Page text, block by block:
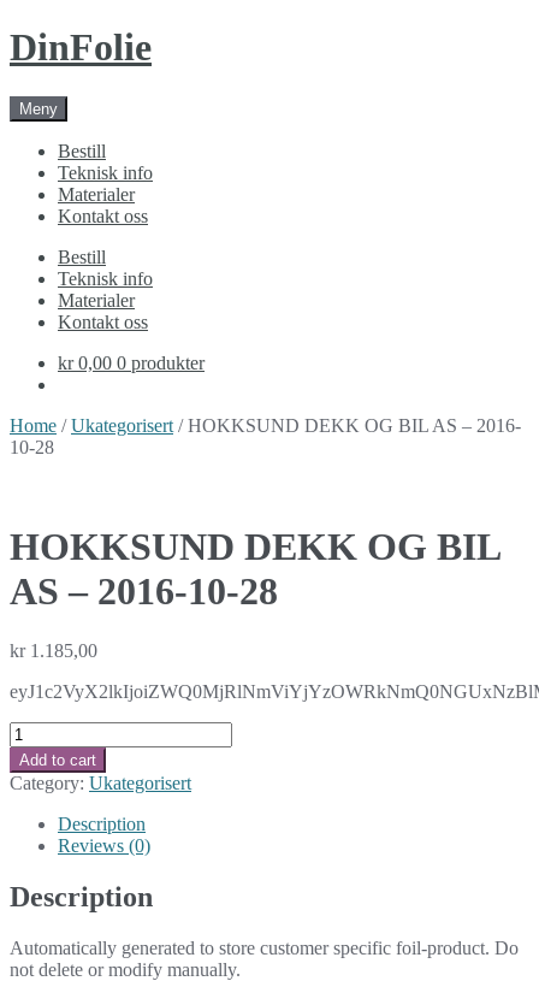
Skip
to
Skip
to
DinFolie
Meny
Bestill
Teknisk info
Materialer
Kontakt oss
Bestill
Teknisk info
Materialer
Kontakt oss
kr 0,00 0 produkter
Home /Ukategorisert / HOKKSUND DEKK OG BIL AS – 2016-
10-28
HOKKSUND DEKK OG BIL
AS – 2016-10-28
kr1.185,00
HOKKSUND
DEKK
OG
BIL
10-
28
Add to cart
Category: Ukategorisert
Description
Reviews (0)
Description
Automatically generated to store customer specific foil-product. Do
not delete or modify manually.